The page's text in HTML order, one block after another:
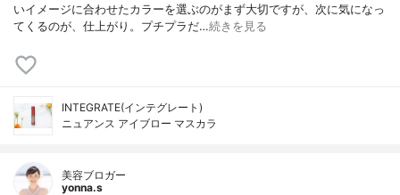
いイメージに合わせたカラーを選ぶのがまず大切ですが、次に気になっ
てくるのが、仕上がり。プチプラだ…続きを見る
INTEGRATE(インテグレート)
ニュアンス アイブロー マスカラ
美容ブロガー
yonna.s